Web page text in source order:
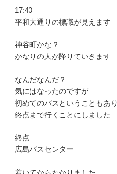
17:40
平和大通りの標識が見えます
神谷町かな？
かなりの人が降りていきます
なんだなんだ？
気にはなったのですが
初めてのバスということもあり
終点まで行くことにしました
終点
広島バスセンター
着いてからわかりました